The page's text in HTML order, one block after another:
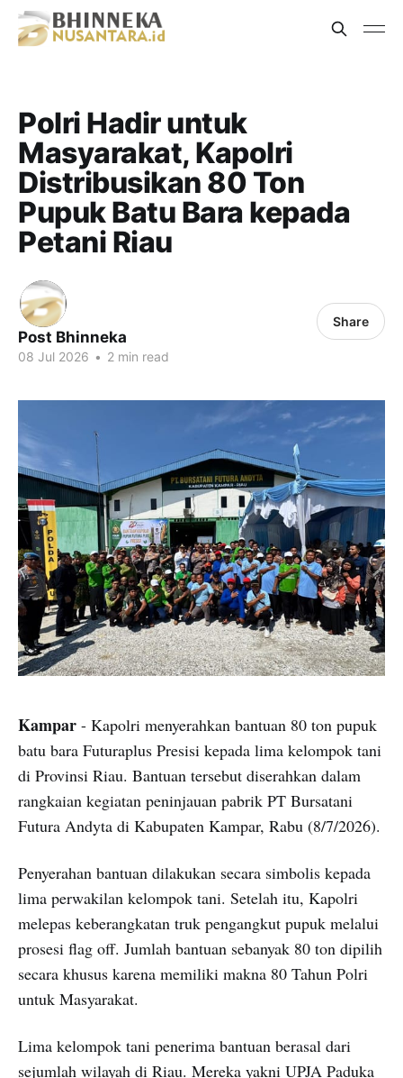
Polri Hadir untuk
Masyarakat, Kapolri
Distribusikan 80 Ton
Pupuk Batu Bara kepada
Petani Riau
Post Bhinneka
08 Jul 2026 • 2 min read
Share
Kampar - Kapolri menyerahkan bantuan 80 ton pupuk
batu bara Futuraplus Presisi kepada lima kelompok tani
di Provinsi Riau. Bantuan tersebut diserahkan dalam
rangkaian kegiatan peninjauan pabrik PT Bursatani
Futura Andyta di Kabupaten Kampar, Rabu (8/7/2026).
Penyerahan bantuan dilakukan secara simbolis kepada
lima perwakilan kelompok tani. Setelah itu, Kapolri
melepas keberangkatan truk pengangkut pupuk melalui
prosesi flag off. Jumlah bantuan sebanyak 80 ton dipilih
secara khusus karena memiliki makna 80 Tahun Polri
untuk Masyarakat.
Lima kelompok tani penerima bantuan berasal dari
sejumlah wilayah di Riau. Mereka yakni UPJA Paduka